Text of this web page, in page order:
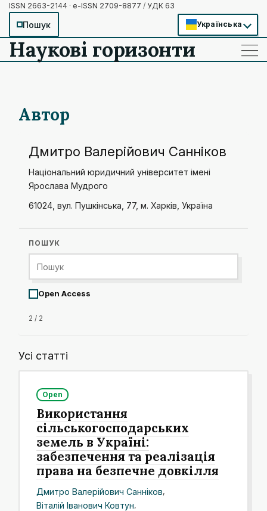
ISSN 2663-2144 · e-ISSN 2709-8877 / УДК 63
Пошук Українська
Наукові горизонти ——
——
——
Автор
Дмитро Валерійович Санніков
Національний юридичний університет імені
Ярослава Мудрого
61024, вул. Пушкінська, 77, м. Харків, Україна
ПОШУК
Open Access
2 / 2
Усі статті
Open
Використання
сільськогосподарських
земель в Україні:
забезпечення та реалізація
права на безпечне довкілля
Дмитро Валерійович Санніков,
Віталій Іванович Ковтун,